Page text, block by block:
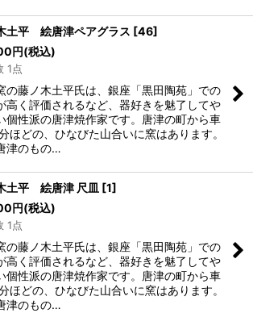
土平 絵唐津ペアグラス [46]
円(税込)
1点
の藤ノ木土平氏は、銀座「黒田陶苑」での
高く評価されるなど、器好きを魅了してや
個性派の唐津焼作家です。唐津の町から車
ほどの、ひなびた山合いに窯はあります。
津のもの…
土平 絵唐津 尺皿 [1]
円(税込)
1点
の藤ノ木土平氏は、銀座「黒田陶苑」での
高く評価されるなど、器好きを魅了してや
個性派の唐津焼作家です。唐津の町から車
ほどの、ひなびた山合いに窯はあります。
津のもの…